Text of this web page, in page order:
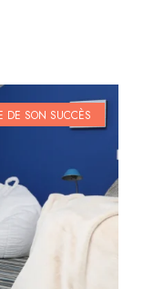
DE SON SUCCÈS